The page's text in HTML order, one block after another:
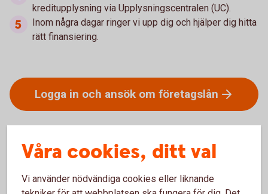
kreditupplysning via Upplysningscentralen (UC).
Inom några dagar ringer vi upp dig och hjälper dig hitta
rätt finansiering.
Logga in och ansök om företagslån
Inte företagskund hos oss
ännu?
Våra cookies, ditt val
Vi använder nödvändiga cookies eller liknande